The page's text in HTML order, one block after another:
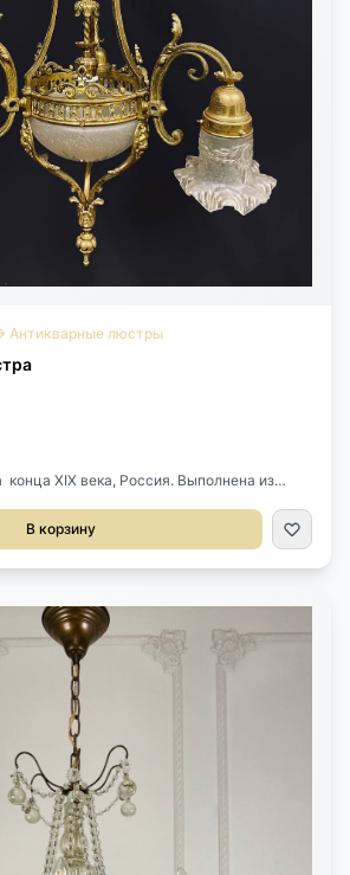
Антикварные люстры
конца XIX века, Россия. Выполнена из
В корзину